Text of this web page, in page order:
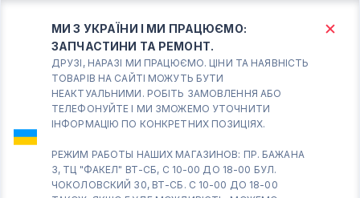
МИ З УКРАЇНИ І МИ ПРАЦЮЄМО:
ЗАПЧАСТИНИ ТА РЕМОНТ.
ДРУЗІ, НАРАЗІ МИ ПРАЦЮЄМО. ЦІНИ ТА НАЯВНІСТЬ
ТОВАРІВ НА САЙТІ МОЖУТЬ БУТИ
НЕАКТУАЛЬНИМИ. РОБІТЬ ЗАМОВЛЕННЯ АБО
ТЕЛЕФОНУЙТЕ І МИ ЗМОЖЕМО УТОЧНИТИ
ІНФОРМАЦІЮ ПО КОНКРЕТНИХ ПОЗИЦІЯХ.
РЕЖИМ РАБОТЫ НАШИХ МАГАЗИНОВ: ПР. БАЖАНА
3, ТЦ "ФАКЕЛ" ВТ-СБ, С 10-00 ДО 18-00 БУЛ.
ЧОКОЛОВСКИЙ 30, ВТ-СБ. С 10-00 ДО 18-00
КИЇВ БОРИСПІЛЬ
Вт.- Сб.
10:00 - 18:00
Солом'янський район